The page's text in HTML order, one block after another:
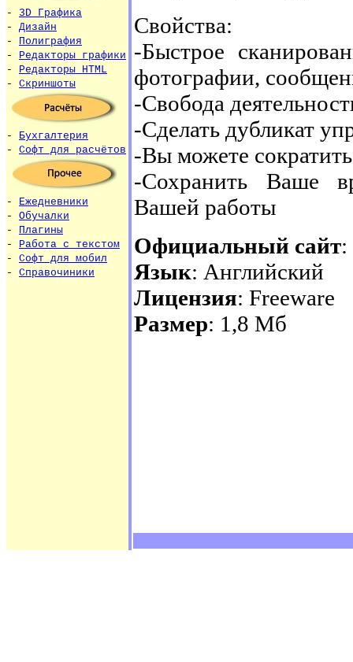
- 3D Графика
- Дизайн
- Полиграфия
- Редакторы графики
- Редакторы HTML
- Скриншоты
- Бухгалтерия
- Софт для расчётов
- Ежедневники
- Обучалки
- Плагины
- Работа с текстом
- Софт для мобил
- Справочиники
Свойства:
-Быстрое
фотографии,
-Свобода
-Сделать дубликат
-Вы можете
-Сохранить Ваше
Вашей работы
Официальный сайт
Язык: Английский
Лицензия: Freeware
Размер: 1,8 Мб